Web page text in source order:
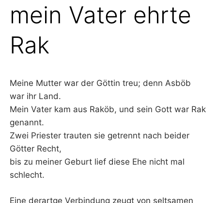
mein Vater ehrte
Rak
Meine Mutter war der Göttin treu; denn Asböb
war ihr Land.
Mein Vater kam aus Raköb, und sein Gott war Rak
genannt.
Zwei Priester trauten sie getrennt nach beider
Götter Recht,
bis zu meiner Geburt lief diese Ehe nicht mal
schlecht.
Eine derartge Verbindung zeugt von seltsamen